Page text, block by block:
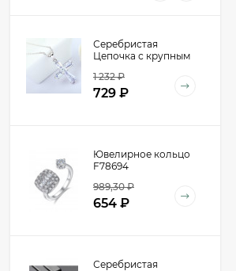
Серебристая
Цепочка с крупным
кристаллов E47540
1 232₽
729 ₽
Ювелирное кольцо
F78694
989,30₽
654 ₽
Серебристая